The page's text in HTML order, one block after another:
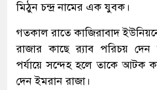
মিঠুন চন্দ্র নামের এক যুবক।
গতকাল রাতে কাজিরাবাদ
রাজার কাছে র‍্যাব পরিচয়
পর্যায়ে সন্দেহ হলে তাকে আটক
দেন ইমরান রাজা।